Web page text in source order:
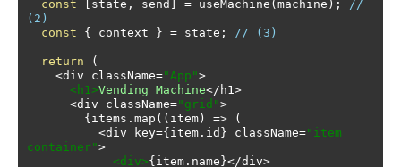
const
state , send = useMachine ( machine );
//
(2)
const
{ context } = state ; // (3)
return
(
<div className="App">
<h1>Vending Machine</ h1>
<div className="grid">
{ items . map (( item ) =>
(
<div key={ item . id } className="item
container">
<div>{ item . name }</div>